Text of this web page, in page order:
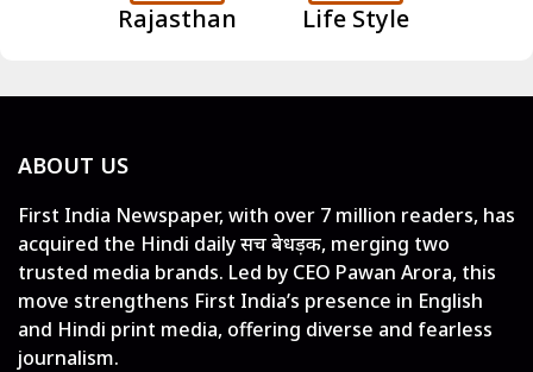
Rajasthan Life Style
ABOUT US
First India Newspaper, with over 7 million readers, has
acquired the Hindi daily सच बेधड़क, merging two
trusted media brands. Led by CEO Pawan Arora, this
move strengthens First India’s presence in English
and Hindi print media, offering diverse and fearless
journalism.